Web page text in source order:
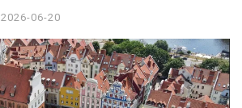
2026-06-20